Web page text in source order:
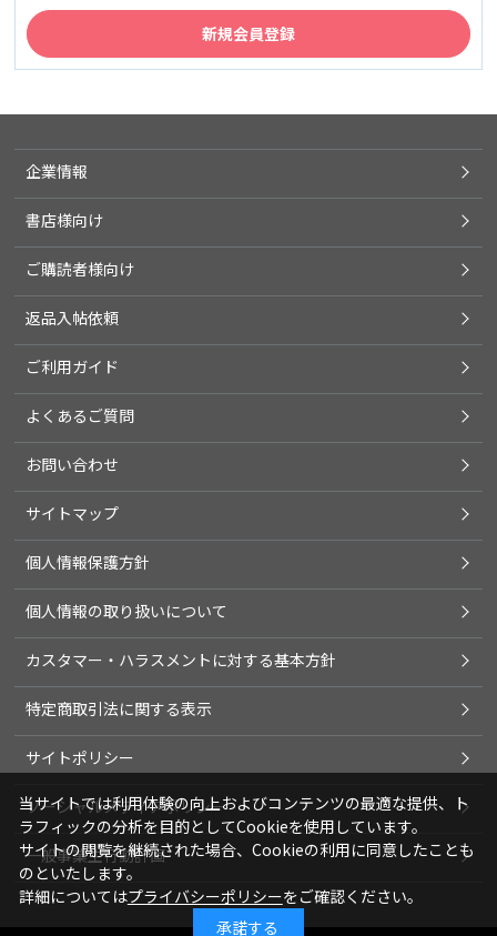
企業情報
書店様向け
ご購読者様向け
返品入帖依頼
ご利用ガイド
よくあるご質問
お問い合わせ
サイトマップ
個人情報保護方針
個人情報の取り扱いについて
カスタマー・ハラスメントに対する基本方針
特定商取引法に関する表示
サイトポリシー
ソーシャルメディアポリシー
一般事業主行動計画
当サイトでは利用体験の向上およびコンテンツの最適な提供、ト
ラフィックの分析を目的としてCookieを使用しています。
サイトの閲覧を継続された場合、Cookieの利用に同意したことも
のといたします。
詳細についてはプライバシーポリシーをご確認ください。
承諾する